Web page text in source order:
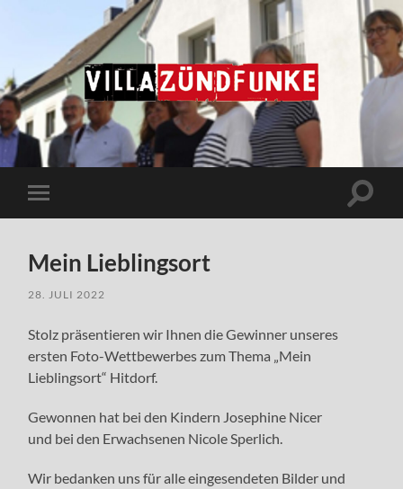
Villa
Zündfunke
Mobile-
Menü
Mein Lieblingsort
28. JULI 2022
Stolz präsentieren wir Ihnen die Gewinner unseres
ersten Foto-Wettbewerbes zum Thema „Mein
Lieblingsort“ Hitdorf.
Gewonnen hat bei den Kindern Josephine Nicer
und bei den Erwachsenen Nicole Sperlich.
Wir bedanken uns für alle eingesendeten Bilder und